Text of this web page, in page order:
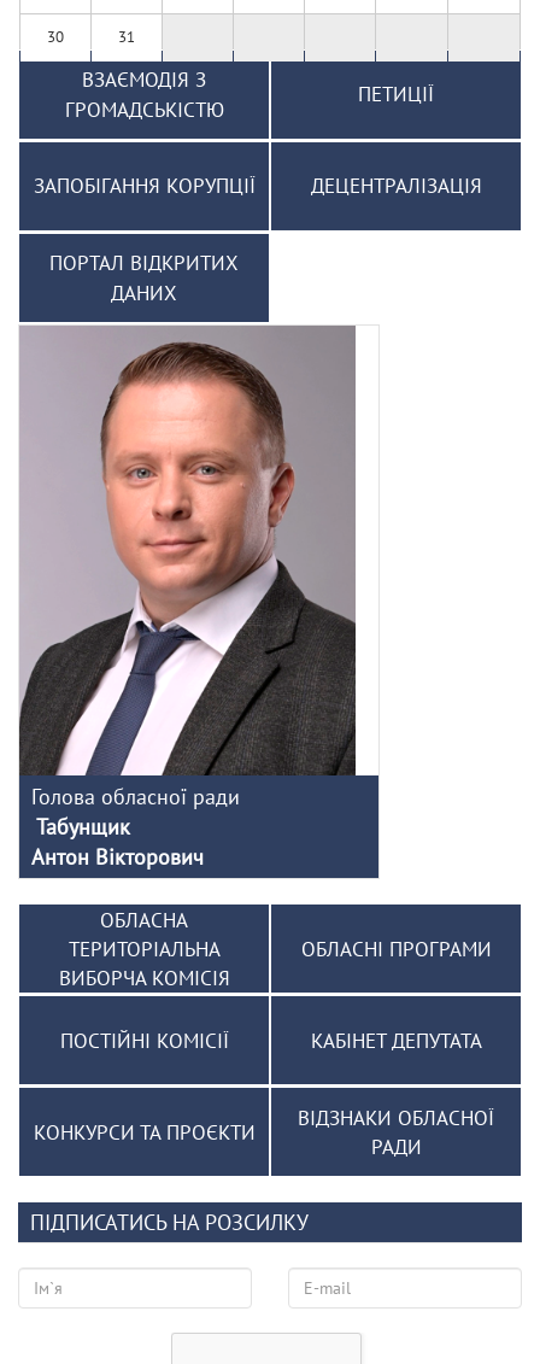
30 31
ВЗАЄМОДІЯ З
ГРОМАДСЬКІСТЮ
ПЕТИЦІЇ
ЗАПОБІГАННЯ КОРУПЦІЇ ДЕЦЕНТРАЛІЗАЦІЯ
ПОРТАЛ ВІДКРИТИХ
ДАНИХ
Голова обласної ради
Табунщик
Антон Вікторович
ОБЛАСНА
ТЕРИТОРІАЛЬНА
ВИБОРЧА КОМІСІЯ
ОБЛАСНІ ПРОГРАМИ
ПОСТІЙНІ КОМІСІЇ КАБІНЕТ ДЕПУТАТА
КОНКУРСИ ТА ПРОЄКТИ
ВІДЗНАКИ ОБЛАСНОЇ
РАДИ
ПІДПИСАТИСЬ НА РОЗСИЛКУ